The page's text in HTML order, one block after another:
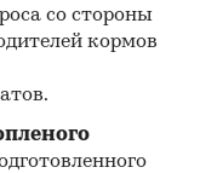
со стороны
кормов